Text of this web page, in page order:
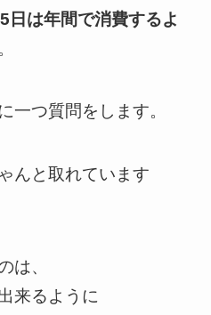
5日は年間で消費するよ
。
一つ質問をします。
んと取れています
は、
来るように